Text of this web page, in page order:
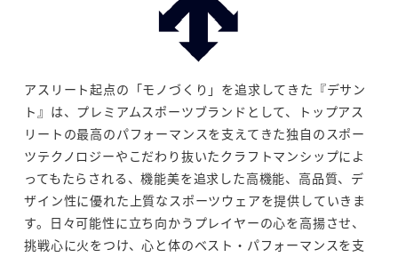
アスリート起点の「モノづくり」を追求してきた『デサン
ト』は、プレミアムスポーツブランドとして、トップアス
リートの最高のパフォーマンスを支えてきた独自のスポー
ツテクノロジーやこだわり抜いたクラフトマンシップによ
ってもたらされる、機能美を追求した高機能、高品質、デ
ザイン性に優れた上質なスポーツウェアを提供していきま
す。日々可能性に立ち向かうプレイヤーの心を高揚させ、
挑戦心に火をつけ、心と体のベスト・パフォーマンスを支